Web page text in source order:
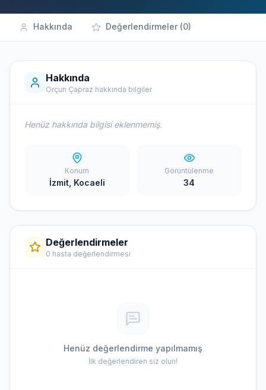
Hakkında Değerlendirmeler (0)
Hakkında
Orçun Çapraz hakkında bilgiler
Henüz hakkında bilgisi eklenmemiş.
Konum
İzmit, Kocaeli
Görüntülenme
34
Değerlendirmeler
0 hasta değerlendirmesi
Henüz değerlendirme yapılmamış
İlk değerlendiren siz olun!